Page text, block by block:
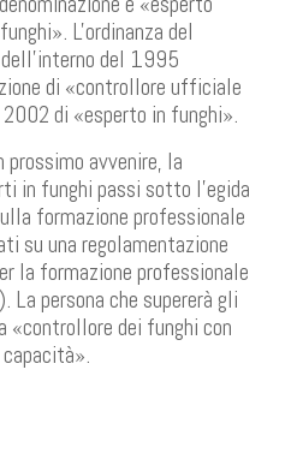
L'ordinanza del
del 1995
di «controllore ufficiale
di «esperto in funghi».
prossimo avvenire, la
in funghi passi sotto l'egida
formazione professionale
su una regolamentazione
la formazione professionale
La persona che supererà gli
«controllore dei funghi con